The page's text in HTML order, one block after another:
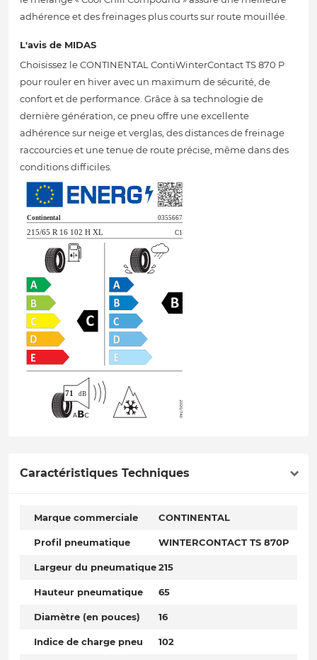
adhérence et des freinages plus courts sur route mouillée.
L'avis de MIDAS
Choisissez le CONTINENTAL ContiWinterContact TS 870 P
pour rouler en hiver avec un maximum de sécurité, de
confort et de performance. Grâce à sa technologie de
dernière génération, ce pneu offre une excellente
adhérence sur neige et verglas, des distances de freinage
raccourcies et une tenue de route précise, même dans des
conditions difficiles.
Caractéristiques Techniques
Marque commerciale CONTINENTAL
Profil pneumatique WINTERCONTACT TS 870P
Largeur du pneumatique215
Hauteur pneumatique 65
Diamètre (en pouces) 16
Indice de charge pneu 102